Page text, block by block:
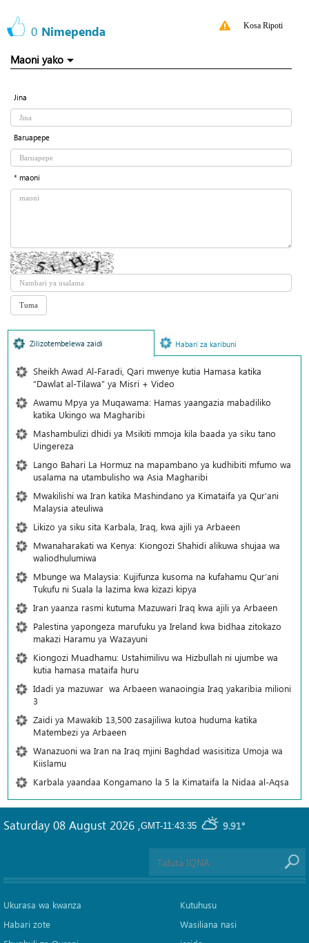
0 Nimependa Kosa Ripoti
Maoni yako
Jina
Baruapepe
* maoni
Zilizotembelewa zaidi Habari za karibuni
Sheikh Awad Al-Faradi, Qari mwenye kutia Hamasa katika
“Dawlat al-Tilawa” ya Misri + Video
Awamu Mpya ya Muqawama: Hamas yaangazia mabadiliko
katika Ukingo wa Magharibi
Mashambulizi dhidi ya Msikiti mmoja kila baada ya siku tano
Uingereza
Lango Bahari La Hormuz na mapambano ya kudhibiti mfumo wa
usalama na utambulisho wa Asia Magharibi
Mwakilishi wa Iran katika Mashindano ya Kimataifa ya Qur’ani
Malaysia ateuliwa
Likizo ya siku sita Karbala, Iraq, kwa ajili ya Arbaeen
Mwanaharakati wa Kenya: Kiongozi Shahidi alikuwa shujaa wa
waliodhulumiwa
Mbunge wa Malaysia: Kujifunza kusoma na kufahamu Qur’ani
Tukufu ni Suala la lazima kwa kizazi kipya
Iran yaanza rasmi kutuma Mazuwari Iraq kwa ajili ya Arbaeen
Palestina yapongeza marufuku ya Ireland kwa bidhaa zitokazo
makazi Haramu ya Wazayuni
Kiongozi Muadhamu: Ustahimilivu wa Hizbullah ni ujumbe wa
kutia hamasa mataifa huru
Idadi ya mazuwar wa Arbaeen wanaoingia Iraq yakaribia milioni
3
Zaidi ya Mawakib 13,500 zasajiliwa kutoa huduma katika
Matembezi ya Arbaeen
Wanazuoni wa Iran na Iraq mjini Baghdad wasisitiza Umoja wa
Kiislamu
Karbala yaandaa Kongamano la 5 la Kimataifa la Nidaa al-Aqsa
GMT-11:43:35 9.91°
Saturday 08 August 2026 ,
Ukurasa wa kwanza
Habari zote
Kutuhusu
Wasiliana nasi